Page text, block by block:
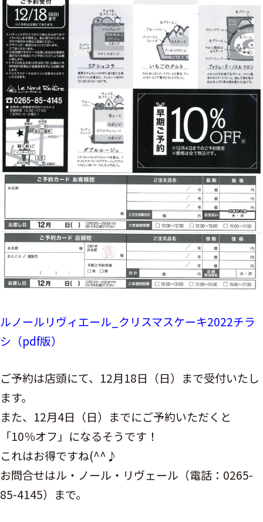
ルノールリヴィエール_クリスマスケーキ2022チラ
シ（pdf版）
ご予約は店頭にて、12月18日（日）まで受付いたし
ます。
また、12月4日（日）までにご予約いただくと
「10％オフ」になるそうです！
これはお得ですね(^^♪
お問合せはル・ノール・リヴェール（電話：0265-
85-4145）まで。